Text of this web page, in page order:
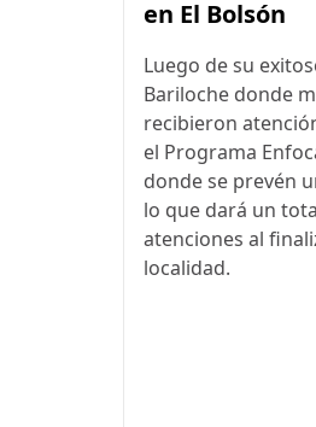
en El Bolsón
Luego de su
Bariloche donde
recibieron
el Programa
donde se prevén
lo que dará un
atenciones al
localidad.